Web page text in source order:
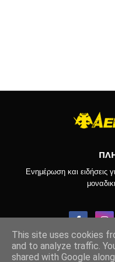
Ενημέρωση και ειδήσεις
This site uses cookies
and to analyze traffic.
shared with Google